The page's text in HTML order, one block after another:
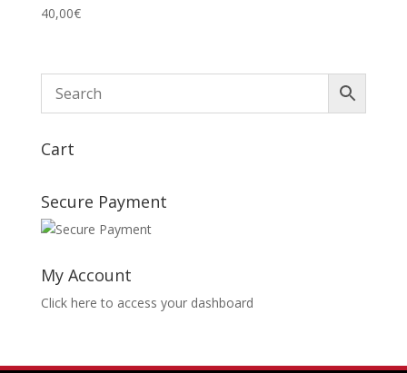
40,00€
Cart
Secure Payment
My Account
Click here to access your dashboard